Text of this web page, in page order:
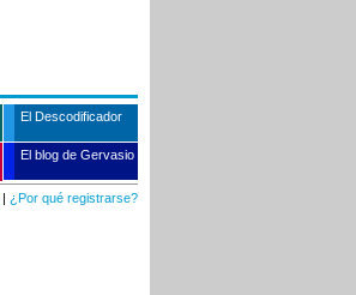
El Descodificador
El blog de Gervasio
| ¿Por qué registrarse?